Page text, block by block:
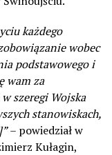
każdego
wobec
podstawowego i
wam za
szeregi Wojska
stanowiskach,
– powiedział w
Kułagin,